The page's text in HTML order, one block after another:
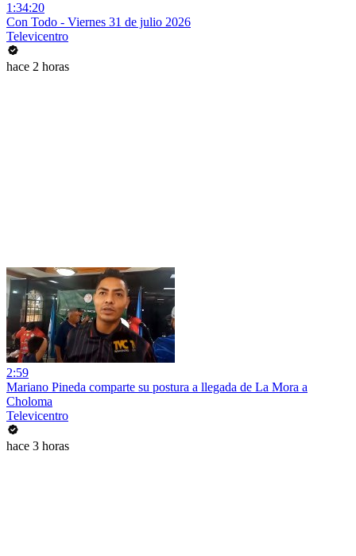
1:34:20
Con Todo - Viernes 31 de julio 2026
Televicentro
hace 2 horas
2:59
Mariano Pineda comparte su postura a llegada de La Mora a
Choloma
Televicentro
hace 3 horas